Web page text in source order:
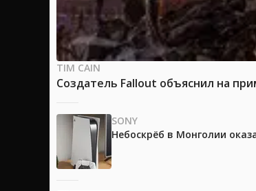
TIM CAIN
Создатель Fallout объяснил на
SONY
Небоскрёб в Монголии